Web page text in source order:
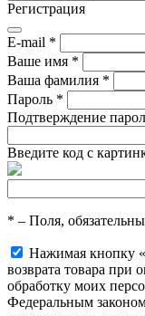
Регистрация
E-mail *
Ваше имя *
Ваша фамилия *
Пароль *
Подтверждение
Введите код с
* – Поля,
Нажимая кнопку
возврата товара при
обработку моих
Федеральным